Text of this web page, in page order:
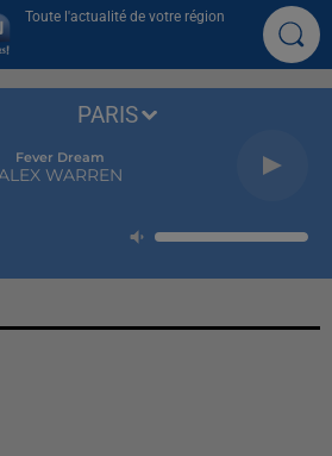
Toute l'actualité de votre région
Fever Dream
WARREN
PARIS